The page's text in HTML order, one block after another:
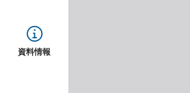
資料情報